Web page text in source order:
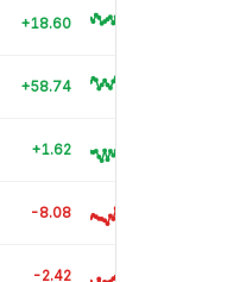
+18.60
+58.74
+1.62
-8.08
-2.42